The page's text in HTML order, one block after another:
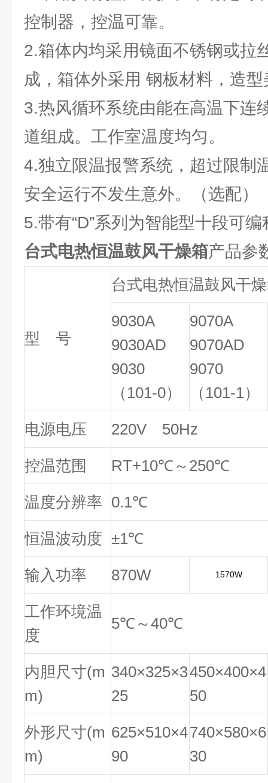
控制器，控温可靠。
2.箱体内均采用镜面不锈钢或拉
成，箱体外采用 钢板材料，造
3.热风循环系统由能在高温下连
道组成。工作室温度均匀。
4.独立限温报警系统，超过限制
安全运行不发生意外。（选配）
5.带有“D”系列为智能型十段可
台式电热恒温鼓风干燥箱产品参
型 号
台式电热恒温鼓风干
9030A
9030AD
9030
（101-0）
9070A
9070AD
9070
（101-1）
电源电压 220V 50Hz
控温范围 RT+10℃～250℃
温度分辨率 0.1℃
恒温波动度 ±1℃
输入功率 870W 1570W
工作环境温
度
5℃～40℃
内胆尺寸(m
m)
340×325×3
25
450×400×4
50
外形尺寸(m
m)
625×510×4
90
740×580×6
30